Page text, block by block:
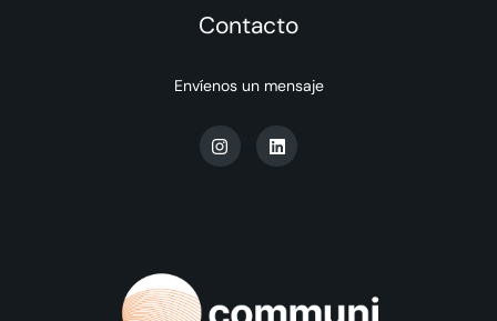
Contacto
Envíenos un mensaje